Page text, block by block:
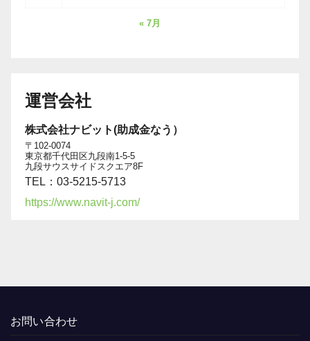
« 7月
運営会社
株式会社ナビット(助成金なう）
〒102-0074
東京都千代田区九段南1-5-5
九段サウスサイドスクエア8F
TEL：03-5215-5713
https://www.navit-j.com/
お問い合わせ